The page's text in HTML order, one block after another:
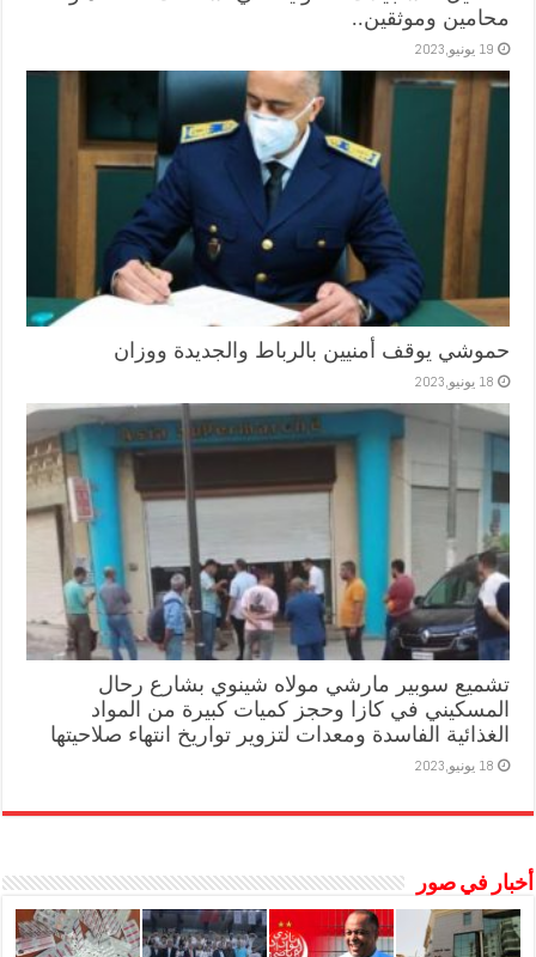
محامين وموثقين..
19 يونيو,2023
حموشي يوقف أمنيين بالرباط والجديدة ووزان
18 يونيو,2023
تشميع سوبير مارشي مولاه شينوي بشارع رحال
المسكيني في كازا وحجز كميات كبيرة من المواد
الغذائية الفاسدة ومعدات لتزوير تواريخ انتهاء صلاحيتها
18 يونيو,2023
أخبار في صور